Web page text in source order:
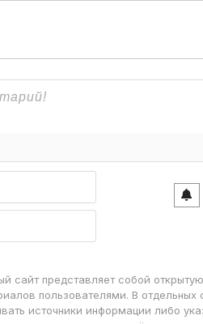
я
l
*
сайт представляет собой
пользователями. В отдельных
источники информации либо